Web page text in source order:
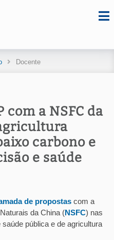
Docente
com a NSFC da
carbono e
e saúde
de propostas com a
da China (NSFC) nas
pública e de agricultura